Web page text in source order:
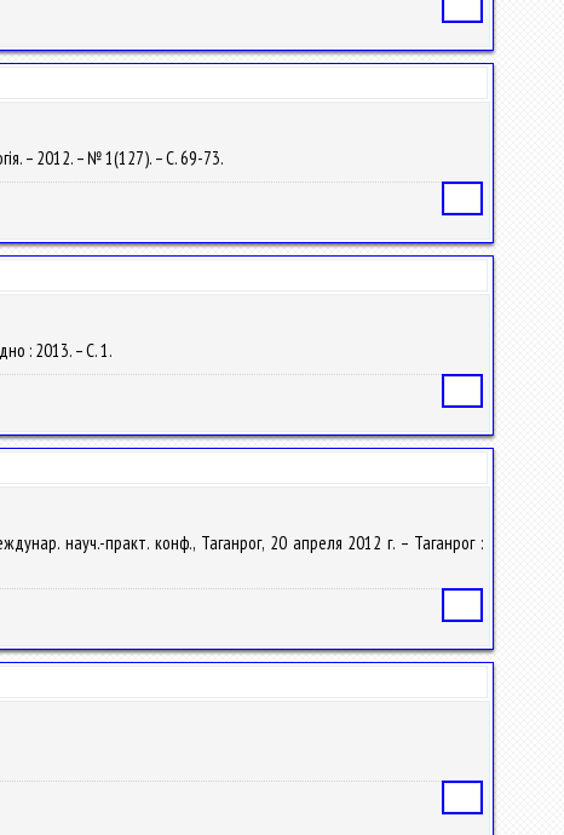
– 2012. – № 1(127). – С. 69-73.
: 2013. – С. 1.
науч.-практ. конф., Таганрог, 20 апреля 2012 г. – Таганрог :